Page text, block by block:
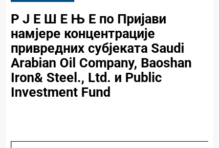
Р Ј Е Ш Е Њ Е по Пријави
намјере концентрације
привредних субјеката Saudi
Arabian Oil Company, Baoshan
Iron& Steel., Ltd. и Public
Investment Fund